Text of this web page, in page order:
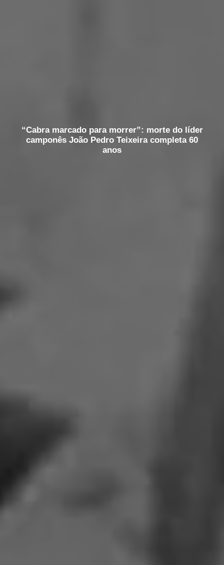
“Cabra marcado para morrer”: morte do líder
camponês João Pedro Teixeira completa 60
anos